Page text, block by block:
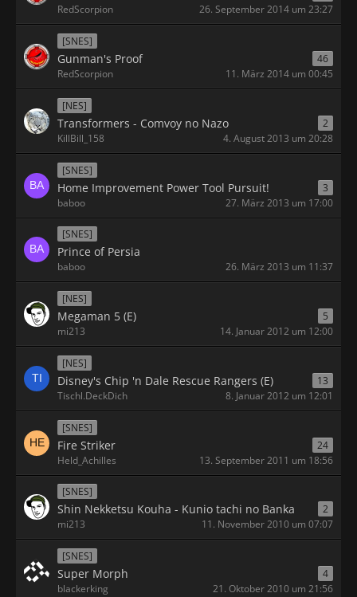
RedScorpion
26. September 2014 um 23:27
[SNES]
Gunman's Proof
46
RedScorpion
11. März 2014 um 00:45
[NES]
Transformers - Comvoy no Nazo
2
KillBill_158
4. August 2013 um 20:28
[SNES]
Home Improvement Power Tool Pursuit!
3
baboo
27. März 2013 um 17:00
[SNES]
Prince of Persia
baboo 26. März 2013 um 11:37
[NES]
Megaman 5 (E)
5
mi213
14. Januar 2012 um 12:00
[NES]
Disney's Chip 'n Dale Rescue Rangers (E)
13
Tischl.DeckDich
8. Januar 2012 um 12:01
[SNES]
Fire Striker
24
Held_Achilles
13. September 2011 um 18:56
[SNES]
Shin Nekketsu Kouha - Kunio tachi no Banka
2
mi213
11. November 2010 um 07:07
[SNES]
Super Morph
4
blackerking
21. Oktober 2010 um 21:56